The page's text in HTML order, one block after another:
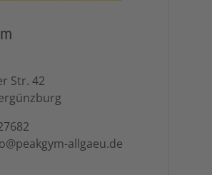
Str. 42
allgaeu.de